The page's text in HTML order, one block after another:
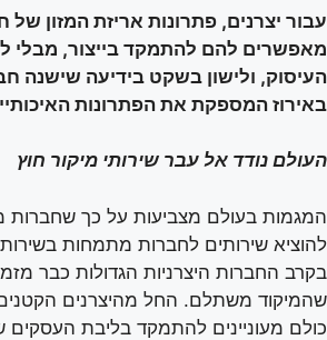
עבור יצרנים, פתרונות אריזת המזון של
מאפשרים להם להתמקד בייצור, מבלי
העיסוק, ולישון בשקט בידיעה שישנה
באירוז המספקת את הפתרונות
העולם נודד אל עבר שירותי מיקור חוץ
המגמות בעולם מצביעות על כך שחברות
בקרב החברות היצרניות הגדולות כבר
שהמיקוד משתלם. החל מהיצרנים
כולם מעוניינים להתמקד בליבת